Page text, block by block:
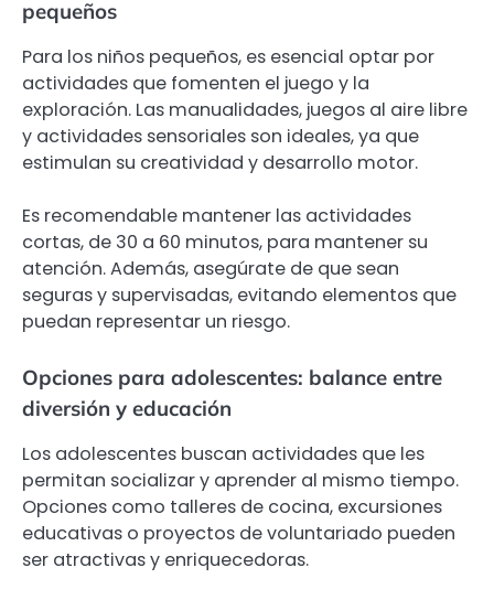
pequeños
Para los niños pequeños, es esencial optar por
actividades que fomenten el juego y la
exploración. Las manualidades, juegos al aire libre
y actividades sensoriales son ideales, ya que
estimulan su creatividad y desarrollo motor.
Es recomendable mantener las actividades
cortas, de 30 a 60 minutos, para mantener su
atención. Además, asegúrate de que sean
seguras y supervisadas, evitando elementos que
puedan representar un riesgo.
Opciones para adolescentes: balance entre
diversión y educación
Los adolescentes buscan actividades que les
permitan socializar y aprender al mismo tiempo.
Opciones como talleres de cocina, excursiones
educativas o proyectos de voluntariado pueden
ser atractivas y enriquecedoras.